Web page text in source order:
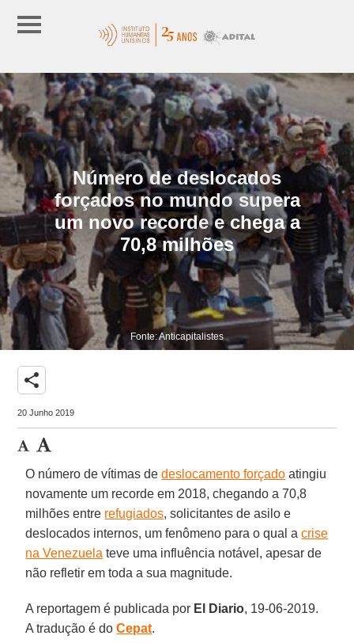
Número de deslocados
forçados no mundo supera
um novo recorde e chega a
70,8 milhões
Fonte: Anticapitalistes
share
20 Junho 2019
O número de vítimas dedeslocamento forçado atingiu
novamente um recorde em 2018, chegando a 70,8
milhões entre refugiados, solicitantes de asilo e
deslocados internos, um fenômeno para o qual acrise
na Venezuela teve uma influência notável, apesar de
não refletir em toda a sua magnitude.
A reportagem é publicada por El Diario, 19-06-2019.
A tradução é doCepat.